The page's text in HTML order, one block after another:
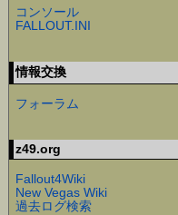
コンソール
FALLOUT.INI
情報交換
フォーラム
z49.org
Fallout4Wiki
New Vegas Wiki
過去ログ検索